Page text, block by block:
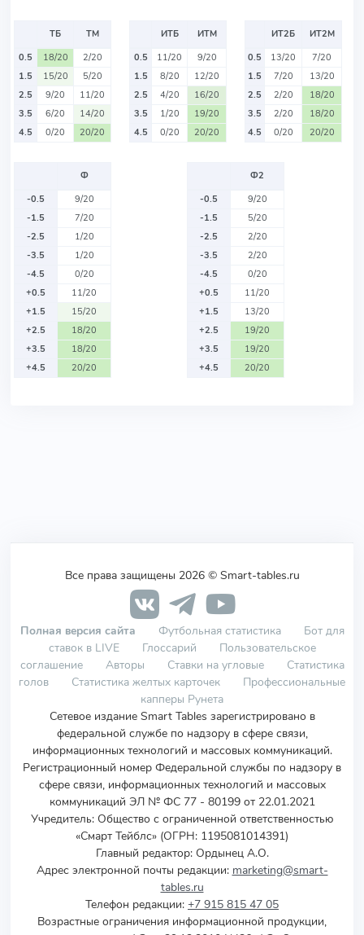
ТБ
ТМ
0.5
18/20
2/20
1.5
15/20
5/20
2.5
9/20
11/20
3.5
6/20
14/20
4.5
0/20 20/20
ИТБ
ИТМ
0.5
11/20
9/20
1.5
8/20
12/20
2.5
4/20
16/20
3.5
1/20
19/20
4.5
0/20 20/20
ИТ2Б
ИТ2М
0.5
13/20
7/20
1.5
7/20
13/20
2.5
2/20
18/20
3.5
2/20
18/20
4.5
0/20 20/20
Ф
-0.5
9/20
-1.5
7/20
-2.5
1/20
-3.5
1/20
-4.5
0/20
+0.5
11/20
+1.5
15/20
+2.5
18/20
+3.5
18/20
+4.5
20/20
Ф2
-0.5
9/20
-1.5
5/20
-2.5
2/20
-3.5
2/20
-4.5
0/20
+0.5
11/20
+1.5
13/20
+2.5
19/20
+3.5
19/20
+4.5
20/20
Все права защищены 2026 © Smart-tables.ru
Полная версия сайта Футбольная статистика
Бот для
ставок в LIVE
Глоссарий
Пользовательское
соглашение
Авторы Ставки на угловые
Статистика
голов
Статистика желтых карточек
Профессиональные
капперы Рунета
Сетевое издание Smart Tables зарегистрировано в
федеральной службе по надзору в сфере связи,
информационных технологий и массовых коммуникаций.
Регистрационный номер Федеральной службы по надзору в
сфере связи, информационных технологий и массовых
коммуникаций ЭЛ № ФС 77 - 80199 от 22.01.2021
Учредитель: Общество с ограниченной ответственностью
«Смарт Тейблс» (ОГРН: 1195081014391)
Главный редактор: Ордынец А.О.
Адрес электронной почты редакции: marketing@smart-
tables.ru
Телефон редакции: +7 915 815 47 05
Возрастные ограничения информационной продукции,